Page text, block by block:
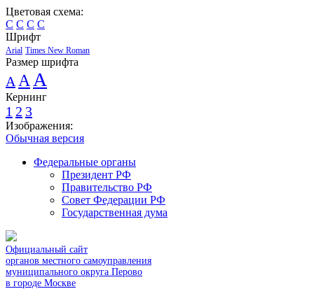
Цветовая схема:
C C C C
Шрифт
Arial Times New Roman
Размер шрифта
A A A
Кернинг
1 2 3
Изображения:
Обычная версия
Федеральные органы
Президент РФ
Правительство РФ
Совет Федерации РФ
Государственная дума
Официальный сайт
органов местного самоуправления
муниципального округа Перово
в городе Москве